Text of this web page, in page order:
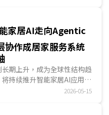
化体验的服务，如提升互动
，在在凸显智能电视不只是
信息与AI互动的平臺。...
家居AI走向Agentic
作成居家服务系统
期上升，成为全球性结构趋
持续推升智能家居AI应用需
音指令、单一装置控制为主
2026-05-15